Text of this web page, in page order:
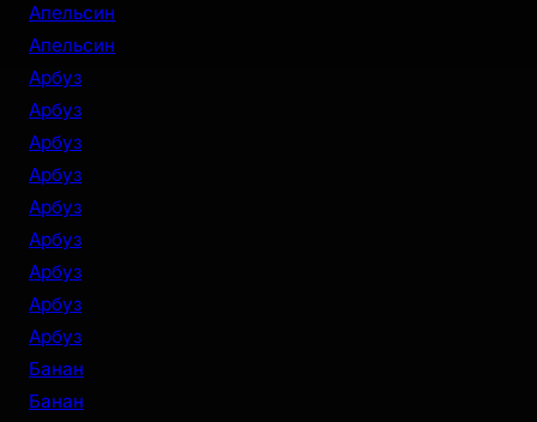
Апельсин
Апельсин
Арбуз
Арбуз
Арбуз
Арбуз
Арбуз
Арбуз
Арбуз
Арбуз
Арбуз
Банан
Банан